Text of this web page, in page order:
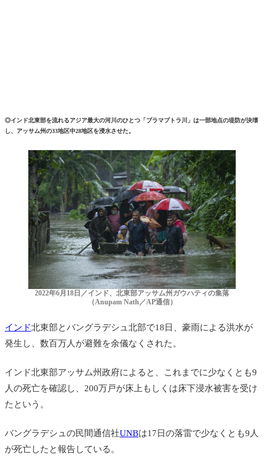
◎インド北東部を流れるアジア最大の河川のひとつ「ブラマプトラ川」は一部地点の堤防が決壊
し、アッサム州の33地区中28地区を浸水させた。
2022年6月18日／インド、北東部アッサム州ガウハティの集落
（Anupam Nath／AP通信）
インド北東部とバングラデシュ北部で18日、豪雨による洪水が
発生し、数百万人が避難を余儀なくされた。
インド北東部アッサム州政府によると、これまでに少なくとも9
人の死亡を確認し、200万戸が床上もしくは床下浸水被害を受け
たという。
バングラデシュの民間通信社UNBは17日の落雷で少なくとも9人
が死亡したと報告している。